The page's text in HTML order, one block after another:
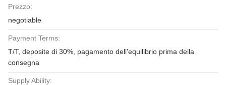
Prezzo:
negotiable
Payment Terms:
T/T, deposite di 30%, pagamento dell'equilibrio prima della
consegna
Supply Ability: